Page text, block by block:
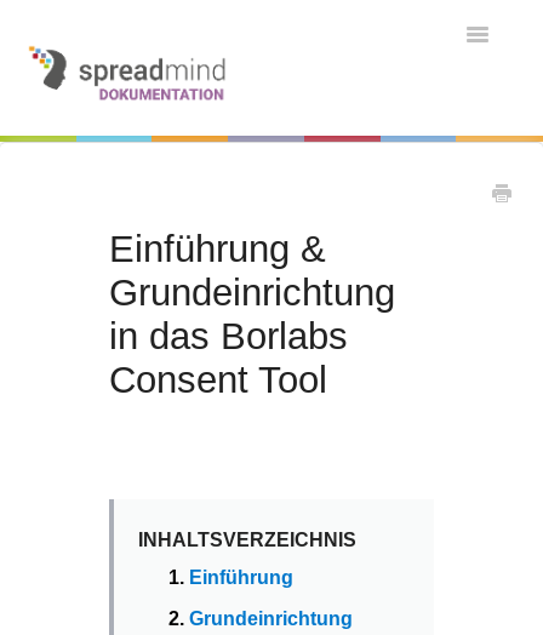
Toggle
Einführung &
Grundeinrichtung
in das Borlabs
Consent Tool
INHALTSVERZEICHNIS
1. Einführung
2. Grundeinrichtung